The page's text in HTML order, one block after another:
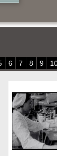
6 7 8 9